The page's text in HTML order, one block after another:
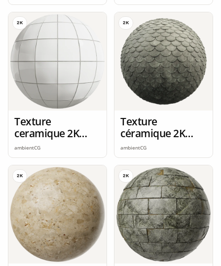
2K
Texture
ceramique 2K
seamless
ambientCG
2K
Texture
céramique 2K
seamless
ambientCG
2K 2K